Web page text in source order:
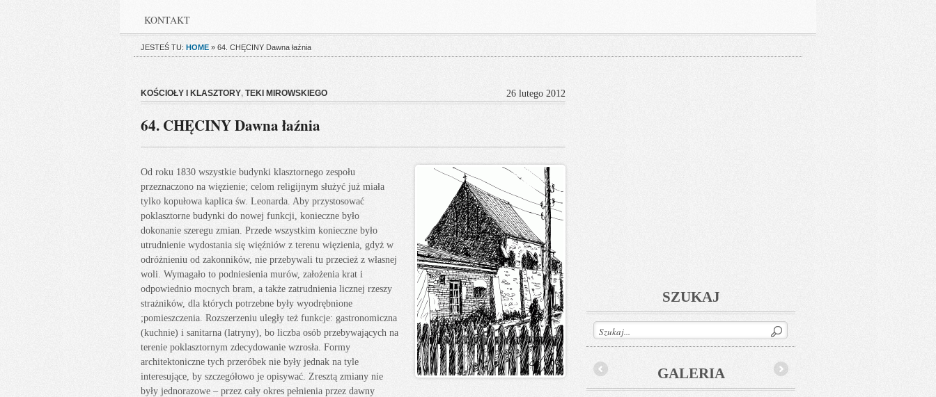
KONTAKT
JESTEŚ TU: HOME » 64. CHĘCINY Dawna łaźnia
KOŚCIOŁY I KLASZTORY, TEKI MIROWSKIEGO 26 lutego 2012
64. CHĘCINY Dawna łaźnia
Od roku 1830 wszystkie budynki klasztornego zespołu
przeznaczono na więzienie; celom religijnym służyć już miała
tylko kopułowa kaplica św. Leonarda. Aby przystosować
poklasztorne budynki do nowej funkcji, konieczne było
dokonanie szeregu zmian. Przede wszystkim konieczne było
utrudnienie wydostania się więźniów z terenu więzienia, gdyż w
odróżnieniu od zakonników, nie przebywali tu przecież z własnej
woli. Wymagało to podniesienia murów, założenia krat i
odpowiednio mocnych bram, a także zatrudnienia licznej rzeszy
strażników, dla których potrzebne były wyodrębnione
;pomieszczenia. Rozszerzeniu uległy też funkcje: gastronomiczna
(kuchnie) i sanitarna (latryny), bo liczba osób przebywających na
terenie poklasztornym zdecydowanie wzrosła. Formy
architektoniczne tych przeróbek nie były jednak na tyle
interesujące, by szczegółowo je opisywać. Zresztą zmiany nie
były jednorazowe – przez cały okres pełnienia przez dawny
SZUKAJ
GALERIA